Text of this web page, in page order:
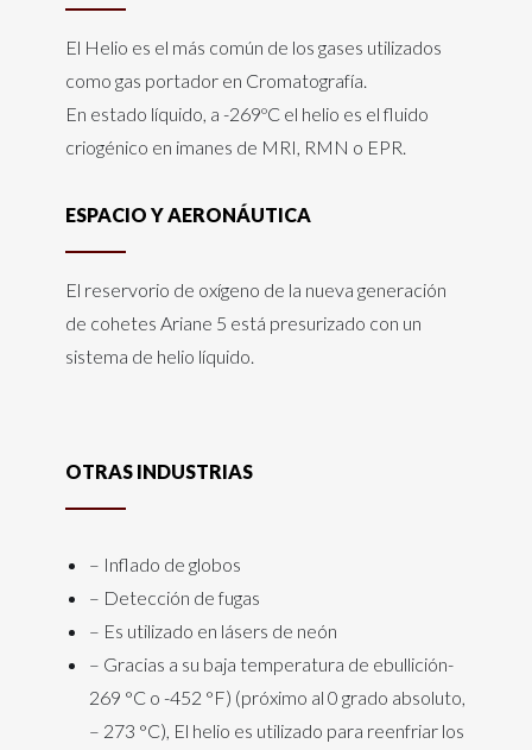
El Helio es el más común de los gases utilizados
como gas portador en Cromatografía.
En estado líquido, a -269ºC el helio es el fluido
criogénico en imanes de MRI, RMN o EPR.
ESPACIO Y AERONÁUTICA
El reservorio de oxígeno de la nueva generación
de cohetes Ariane 5 está presurizado con un
sistema de helio líquido.
OTRAS INDUSTRIAS
– Inflado de globos
– Detección de fugas
– Es utilizado en lásers de neón
– Gracias a su baja temperatura de ebullición-
269 °C o -452 °F) (próximo al 0 grado absoluto,
– 273 °C), El helio es utilizado para reenfriar los